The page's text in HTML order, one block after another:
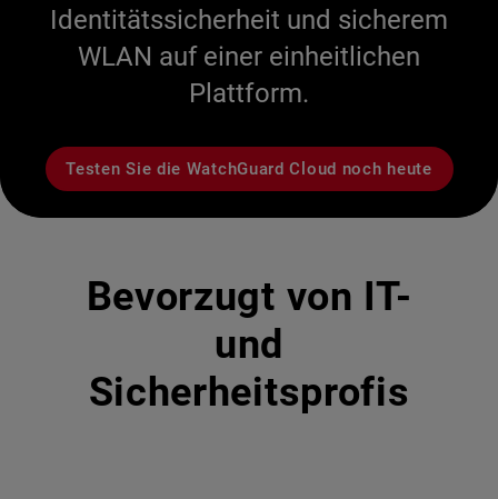
Identitätssicherheit und sicherem
WLAN auf einer einheitlichen
Plattform.
Testen Sie die WatchGuard Cloud noch heute
Bevorzugt von IT-
und
Sicherheitsprofis